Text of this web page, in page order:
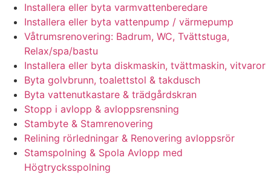
Installera eller byta varmvattenberedare
Installera eller byta vattenpump / värmepump
Våtrumsrenovering: Badrum, WC, Tvättstuga,
Relax/spa/bastu
Installera eller byta diskmaskin, tvättmaskin, vitvaror
Byta golvbrunn, toalettstol & takdusch
Byta vattenutkastare & trädgårdskran
Stopp i avlopp & avloppsrensning
Stambyte & Stamrenovering
Relining rörledningar & Renovering avloppsrör
Stamspolning & Spola Avlopp med
Högtrycksspolning